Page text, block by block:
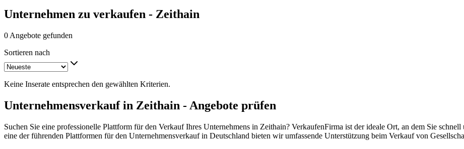
Unternehmen zu verkaufen - Zeithain
0 Angebote gefunden
Sortieren nach
Keine Inserate entsprechen den gewählten Kriterien.
Unternehmensverkauf in Zeithain - Angebote prüfen
Suchen Sie eine professionelle Plattform für den Verkauf Ihres Unternehmens in Zeithain? VerkaufenFirma ist der ideale Ort, an dem Sie
eine der führenden Plattformen für den Unternehmensverkauf in Deutschland bieten wir umfassende Unterstützung beim Verkauf von